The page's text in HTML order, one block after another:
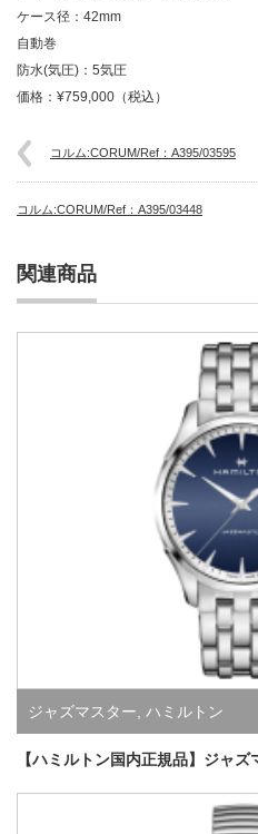
ケース径：42mm
自動巻
防水(気圧)：5気圧
価格：¥759,000（税込）
コルム:CORUM/Ref：A395/03595
コルム:CORUM/Ref：A395/03448
関連商品
ジャズマスター ハミルトン
【ハミルトン国内正規品】ジャ